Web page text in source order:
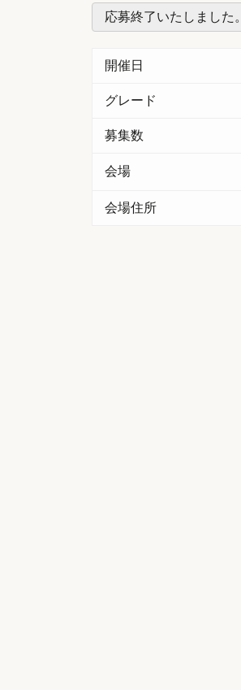
応募終了いたしました。
開催日
グレード
募集数
会場
会場住所